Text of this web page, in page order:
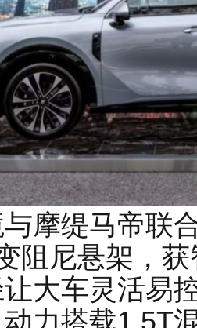
摩缇马帝联
阻尼悬架，
大车灵活易